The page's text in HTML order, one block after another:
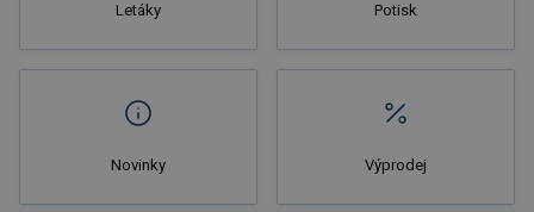
Letáky Potisk
Novinky Výprodej